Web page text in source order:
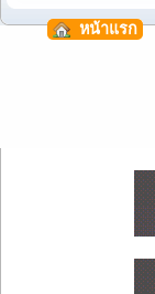
หน้าแรก